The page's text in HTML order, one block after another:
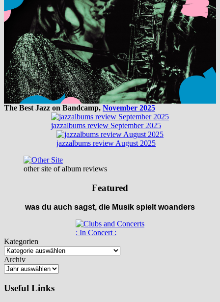
The Best Jazz on Bandcamp, November 2025
jazzalbums review September 2025
jazzalbums review August 2025
other site of album reviews
Featured
was du auch sagst, die Musik spielt woanders
: In Concert :
Kategorien
Archiv
Useful Links